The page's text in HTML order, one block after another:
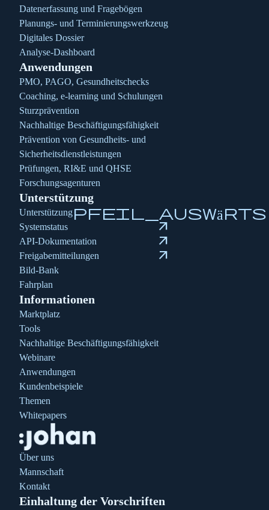
Datenerfassung und Fragebögen
Planungs- und Terminierungswerkzeug
Digitales Dossier
Analyse-Dashboard
Anwendungen
PMO, PAGO, Gesundheitschecks
Coaching, e-learning und Schulungen
Sturzprävention
Nachhaltige Beschäftigungsfähigkeit
Prävention von Gesundheits- und
Sicherheitsdienstleistungen
Prüfungen, RI&E und QHSE
Forschungsagenturen
Unterstützung
Unterstützungpfeil_auswärts
Systemstatus arrow_outward
API-Dokumentation arrow_outward
Freigabemitteilungen arrow_outward
Bild-Bank
Fahrplan
Informationen
Marktplatz
Tools
Nachhaltige Beschäftigungsfähigkeit
Webinare
Anwendungen
Kundenbeispiele
Themen
Whitepapers
Über uns
Mannschaft
Kontakt
Einhaltung der Vorschriften